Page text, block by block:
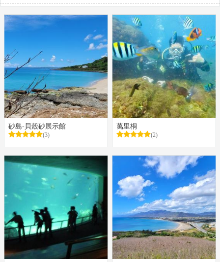
砂島-貝殼砂展示館
(3)
萬里桐
(2)